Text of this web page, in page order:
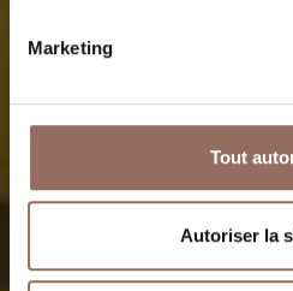
Marketing
Tout
Autoriser la